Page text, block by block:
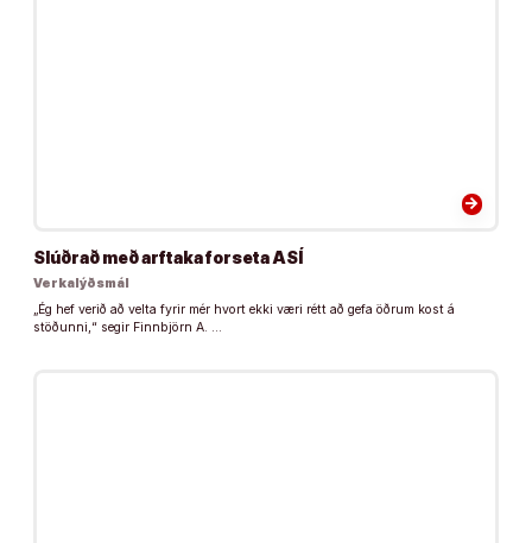
arrow_forward
Slúðrað með arftaka forseta ASÍ
Verkalýðsmál
„Ég hef verið að velta fyrir mér hvort ekki væri rétt að gefa öðrum kost á
stöðunni,“ segir Finnbjörn A. …